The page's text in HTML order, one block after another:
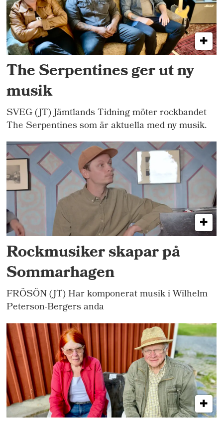
The Serpentines ger ut ny
musik
SVEG (JT) Jämtlands Tidning möter rockbandet
The Serpentines som är aktuella med ny musik.
Rockmusiker skapar på
Sommarhagen
FRÖSÖN (JT) Har komponerat musik i Wilhelm
Peterson-Bergers anda